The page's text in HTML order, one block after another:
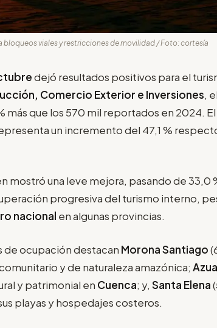
viales y restricciones de movilidad / Foto: cortesía
dejó resultados positivos para el
Comercio Exterior e Inversiones,
más que los 570 mil reportados en 2024.
un incremento del 47,1 %
mostró una leve mejora, pasando de 33,0
progresiva del turismo interno,
nacional en algunas provincias.
de ocupación destacan Morona Santiago
y de naturaleza amazónica;
y patrimonial en Cuenca; y, Santa Elena
playas y hospedajes costeros.